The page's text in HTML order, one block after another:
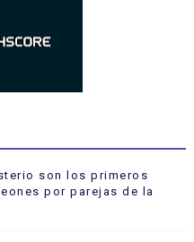
son los primeros
por parejas de la